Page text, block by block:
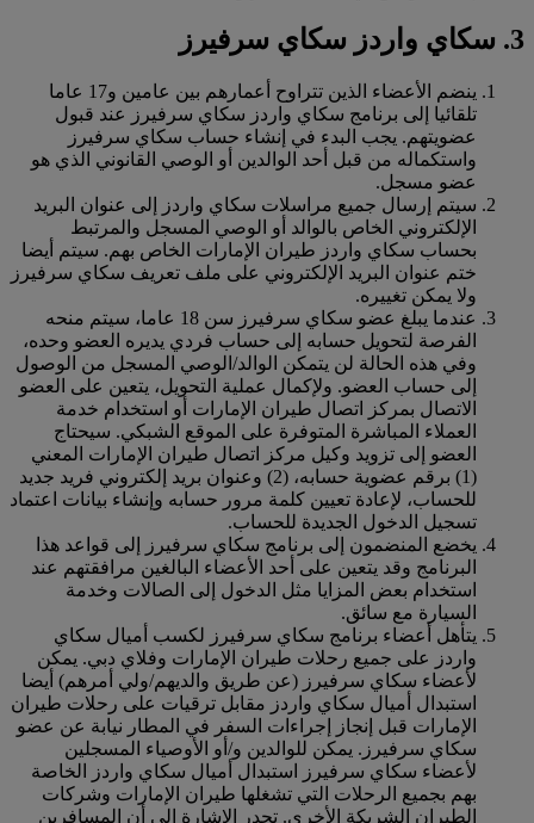
3. سكاي واردز سكاي سرفيرز
ينضم الأعضاء الذين تتراوح أعمارهم بين عامين و17 عاما
تلقائيا إلى برنامج سكاي واردز سكاي سرفيرز عند قبول
عضويتهم. يجب البدء في إنشاء حساب سكاي سرفيرز
واستكماله من قبل أحد الوالدين أو الوصي القانوني الذي هو
عضو مسجل.
سيتم إرسال جميع مراسلات سكاي واردز إلى عنوان البريد
الإلكتروني الخاص بالوالد أو الوصي المسجل والمرتبط
بحساب سكاي واردز طيران الإمارات الخاص بهم. سيتم أيضا
ختم عنوان البريد الإلكتروني على ملف تعريف سكاي سرفيرز
ولا يمكن تغييره.
عندما يبلغ عضو سكاي سرفيرز سن 18 عاما، سيتم منحه
الفرصة لتحويل حسابه إلى حساب فردي يديره العضو وحده،
وفي هذه الحالة لن يتمكن الوالد/الوصي المسجل من الوصول
إلى حساب العضو. ولإكمال عملية التحويل، يتعين على العضو
الاتصال بمركز اتصال طيران الإمارات أو استخدام خدمة
العملاء المباشرة المتوفرة على الموقع الشبكي. سيحتاج
العضو إلى تزويد وكيل مركز اتصال طيران الإمارات المعني
(1) برقم عضوية حسابه، (2) وعنوان بريد إلكتروني فريد جديد
للحساب، لإعادة تعيين كلمة مرور حسابه وإنشاء بيانات اعتماد
تسجيل الدخول الجديدة للحساب.
يخضع المنضمون إلى برنامج سكاي سرفيرز إلى قواعد هذا
البرنامج وقد يتعين على أحد الأعضاء البالغين مرافقتهم عند
استخدام بعض المزايا مثل الدخول إلى الصالات وخدمة
السيارة مع سائق.
يتأهل أعضاء برنامج سكاي سرفيرز لكسب أميال سكاي
واردز على جميع رحلات طيران الإمارات وفلاي دبي. يمكن
لأعضاء سكاي سرفيرز (عن طريق والديهم/ولي أمرهم) أيضا
استبدال أميال سكاي واردز مقابل ترقيات على رحلات طيران
الإمارات قبل إنجاز إجراءات السفر في المطار نيابة عن عضو
سكاي سرفيرز. يمكن للوالدين و/أو الأوصياء المسجلين
لأعضاء سكاي سرفيرز استبدال أميال سكاي واردز الخاصة
بهم بجميع الرحلات التي تشغلها طيران الإمارات وشركات
الطيران الشريكة الأخرى. تجدر الإشارة إلى أن المسافرين